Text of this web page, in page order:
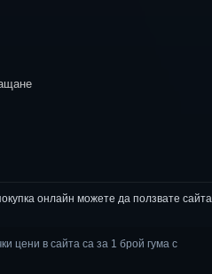
онлайн можете да ползвате сайта
цени в сайта са за 1 брой гума с